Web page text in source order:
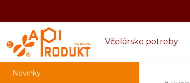
Včelárske potreby
Novinky